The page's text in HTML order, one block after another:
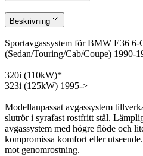
Beskrivning
Sportavgassystem för BMW E36
(Sedan/Touring/Cab/Coupe) 1990-
320i (110kW)*
323i (125kW) 1995->
Modellanpassat avgassystem
slutrör i syrafast rostfritt stål.
avgassystem med högre flöde och
kompromissa komfort eller
mot genomrostning.